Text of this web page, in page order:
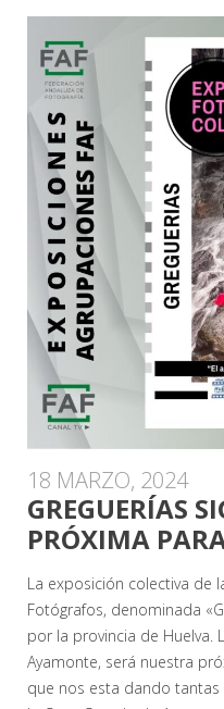
18 MARZO, 2024
GREGUERÍAS
PRÓXIMA
La exposición colectiva de
Fotógrafos, denominada
por la provincia de Huelva.
Ayamonte, será nuestra
que nos esta dando tantas